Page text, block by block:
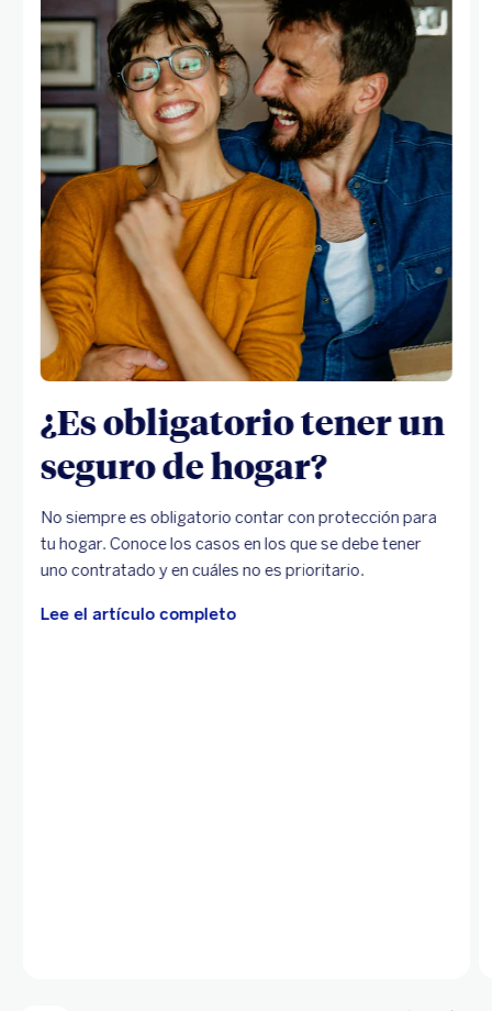
¿Es obligatorio tener un
seguro de hogar?
No siempre es obligatorio contar con protección para
tu hogar. Conoce los casos en los que se debe tener
uno contratado y en cuáles no es prioritario.
Lee el artículo completo